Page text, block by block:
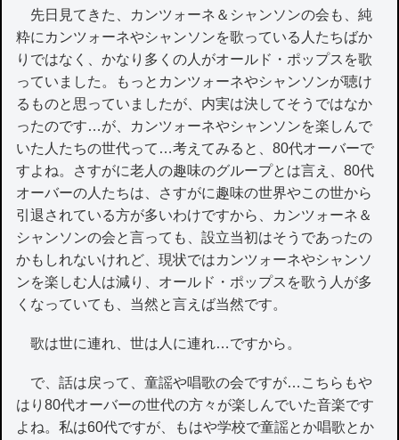
先日見てきた、カンツォーネ＆シャンソンの会も、純
粋にカンツォーネやシャンソンを歌っている人たちばか
りではなく、かなり多くの人がオールド・ポップスを歌
っていました。もっとカンツォーネやシャンソンが聴け
るものと思っていましたが、内実は決してそうではなか
ったのです…が、カンツォーネやシャンソンを楽しんで
いた人たちの世代って…考えてみると、80代オーバーで
すよね。さすがに老人の趣味のグループとは言え、80代
オーバーの人たちは、さすがに趣味の世界やこの世から
引退されている方が多いわけですから、カンツォーネ＆
シャンソンの会と言っても、設立当初はそうであったの
かもしれないけれど、現状ではカンツォーネやシャンソ
ンを楽しむ人は減り、オールド・ポップスを歌う人が多
くなっていても、当然と言えば当然です。
歌は世に連れ、世は人に連れ…ですから。
で、話は戻って、童謡や唱歌の会ですが…こちらもや
はり80代オーバーの世代の方々が楽しんでいた音楽です
よね。私は60代ですが、もはや学校で童謡とか唱歌とか